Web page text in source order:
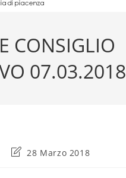
CONSIGLIO
07.03.2018
Ultima28 Marzo 2018